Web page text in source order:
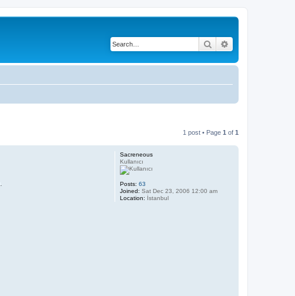
Search
1 post • Page 1 of 1
Sacreneous
Kullanıcı
Posts: 63
Joined: Sat Dec 23, 2006 12:00 am
Location: İstanbul